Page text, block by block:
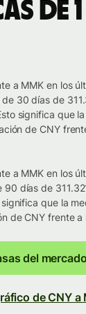
de 1
a MMK en los
30 días de
significa que
de CNY
a MMK en los
días de
que la
de CNY frente a
del mercado
de CNY a